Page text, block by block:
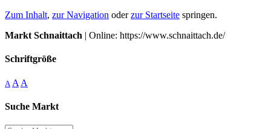
Zum Inhalt, zur Navigation oderzur Startseite springen.
Markt Schnaittach | Online: https://www.schnaittach.de/
Schriftgröße
A A A
Suche Markt